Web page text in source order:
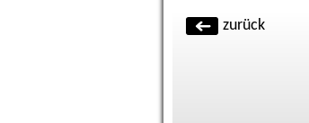
zurück